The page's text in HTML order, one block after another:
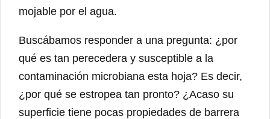
mojable por el agua.
Buscábamos responder a una pregunta: ¿por
qué es tan perecedera y susceptible a la
contaminación microbiana esta hoja? Es decir,
¿por qué se estropea tan pronto? ¿Acaso su
superficie tiene pocas propiedades de barrera